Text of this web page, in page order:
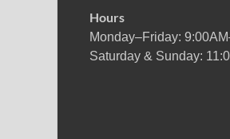
Hours
Monday–Friday:
Saturday & Sunday: